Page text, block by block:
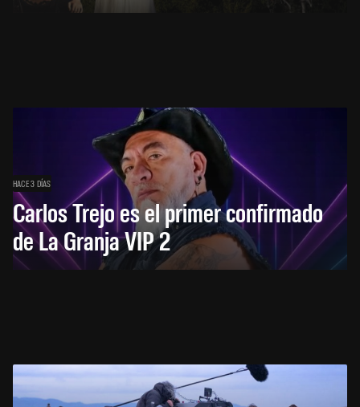
HACE 3 DÍAS
Carlos Trejo es el primer confirmado
de La Granja VIP 2